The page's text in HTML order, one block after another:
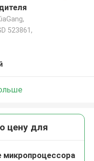
523861,
цену для
микропроцессора